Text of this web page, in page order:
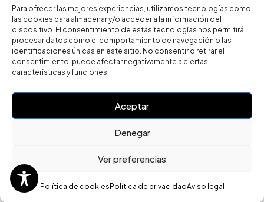
Para ofrecer las mejores experiencias, utilizamos tecnologías como
las cookies para almacenar y/o acceder a la información del
dispositivo. El consentimiento de estas tecnologías nos permitirá
procesar datos como el comportamiento de navegación o las
identificaciones únicas en este sitio. No consentir o retirar el
consentimiento, puede afectar negativamente a ciertas
características y funciones.
Aceptar
Denegar
Ver preferencias
Política de cookies Política de privacidadAviso legal
Aviso legal
Política de privacidad
Política de cookies (UE)